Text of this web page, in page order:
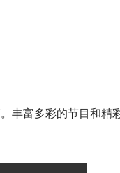
丰富多彩的节目和精